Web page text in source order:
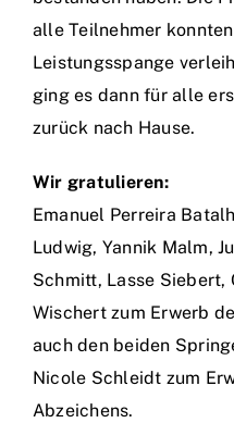
alle Teilnehmer
Leistungsspange
ging es dann für alle
zurück nach Hause.
Wir gratulieren:
Emanuel Perreira
Ludwig, Yannik Malm,
Schmitt, Lasse Siebert,
Wischert zum Erwerb
auch den beiden
Nicole Schleidt zum
Abzeichens.